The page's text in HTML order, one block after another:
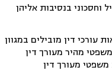
וחסכוני בנסיבות אליהן
דין מובילים במגוון
מהיר מעורך דין
משפטי מעורך דין